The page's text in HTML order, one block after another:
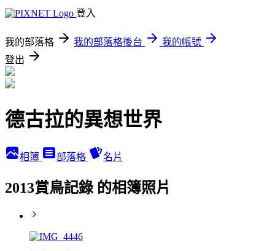
登入
我的部落格 我的部落格後台
我的帳號
登出
德古拉的異想世界
相簿 部落格 名片
2013賞鳥記錄 的相簿照片